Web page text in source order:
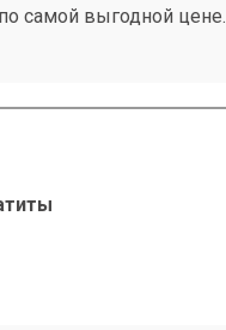
самой выгодной цене.